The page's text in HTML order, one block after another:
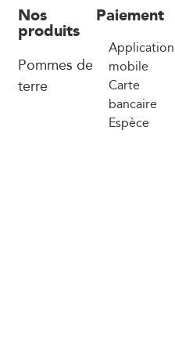
Nos
produits
Pommes de
terre
Paiement
Application
mobile
Carte
bancaire
Espèce